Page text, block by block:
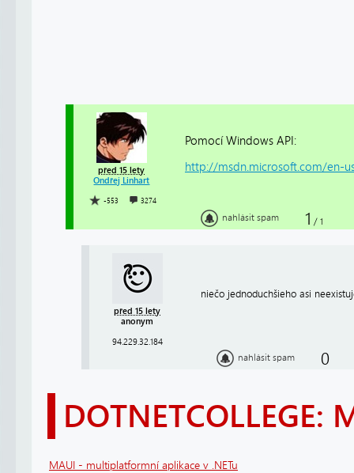
před 15 lety
Ondřej Linhart
-553 3274
Pomocí Windows API:
http://msdn.microsoft.com/en-
nahlásit spam 1 / 1
před 15 lety
anonym
94.229.32.184
niečo jednoduchšieho asi
nahlásit spam 0
DOTNETCOLLEGE:
MAUI - multiplatformní aplikace v .NETu